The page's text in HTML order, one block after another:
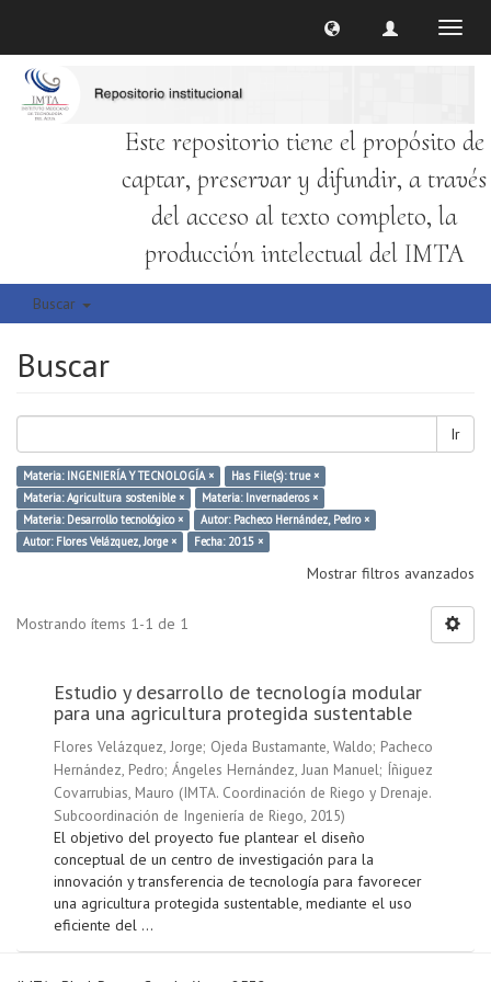
Este repositorio tiene el propósito de
captar, preservar y difundir, a través
del acceso al texto completo, la
producción intelectual del IMTA
Buscar
Buscar
Ir
Materia: INGENIERÍA Y TECNOLOGÍA ×
Has File(s): true ×
Materia: Agricultura sostenible ×
Materia: Invernaderos ×
Materia: Desarrollo tecnológico ×
Autor: Pacheco Hernández, Pedro ×
Autor: Flores Velázquez, Jorge ×
Fecha: 2015 ×
Mostrar filtros avanzados
Mostrando ítems 1-1 de 1
Estudio y desarrollo de tecnología modular
para una agricultura protegida sustentable
Flores Velázquez, Jorge; Ojeda Bustamante, Waldo; Pacheco
Hernández, Pedro; Ángeles Hernández, Juan Manuel; Íñiguez
Covarrubias, Mauro (IMTA. Coordinación de Riego y Drenaje.
Subcoordinación de Ingeniería de Riego, 2015)
El objetivo del proyecto fue plantear el diseño
conceptual de un centro de investigación para la
innovación y transferencia de tecnología para favorecer
una agricultura protegida sustentable, mediante el uso
eficiente del ...